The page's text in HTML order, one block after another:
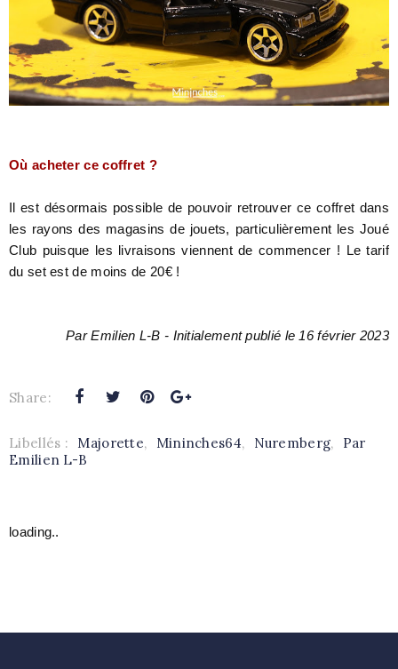
Où acheter ce coffret ?
Il est désormais possible de pouvoir retrouver ce coffret dans
les rayons des magasins de jouets, particulièrement les Joué
Club puisque les livraisons viennent de commencer ! Le tarif
du set est de moins de 20€ !
Par Emilien L-B - Initialement publié le 16 février 2023
Share:
Libellés : Majorette, Mininches64, Nuremberg,
Par
Emilien L-B
loading..